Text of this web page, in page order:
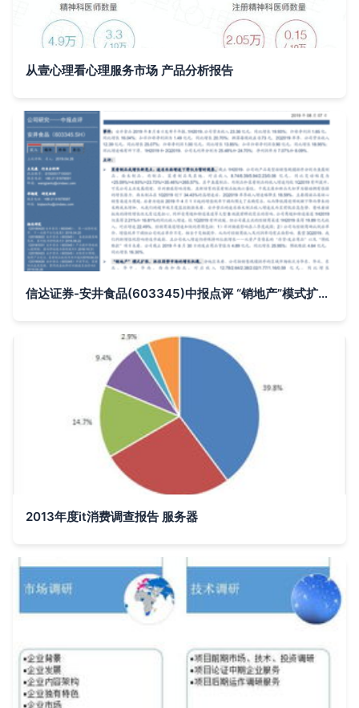
从壹心理看心理服务市场 产品分析报告
信达证券-安井食品(603345)中报点评 “销地产”模式扩张，抓住弱势市场的增长机遇
2013年度it消费调查报告 服务器